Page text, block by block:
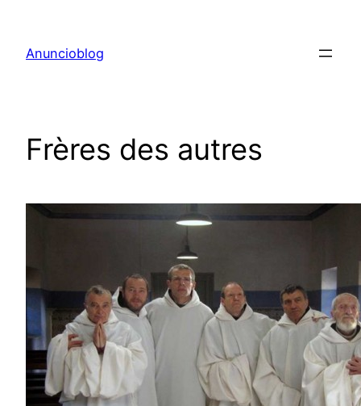
contenu
Anuncioblog
Frères des autres